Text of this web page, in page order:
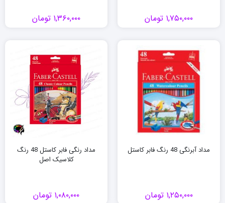
۱,۷۵۰,۰۰۰ تومان ۱,۳۶۰,۰۰۰ تومان
مداد آبرنگی 48 رنگ فابر کاستل
۱,۲۵۰,۰۰۰ تومان
مداد رنگی فابر کاستل 48 رنگ
کلاسیک اصل
۱,۰۸۰,۰۰۰ تومان